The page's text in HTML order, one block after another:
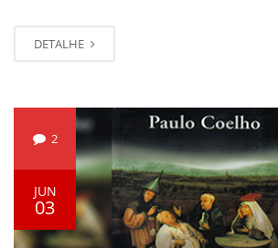
DETALHE
2
JUN
03